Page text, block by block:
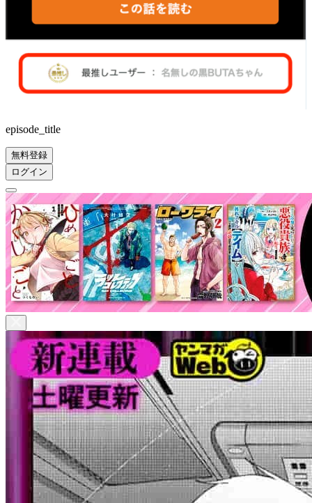
episode_title
無料登録
ログイン